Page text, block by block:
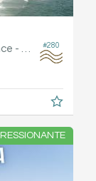
#280
Apartamento no Edifício Alvôre Residence - Arthaus